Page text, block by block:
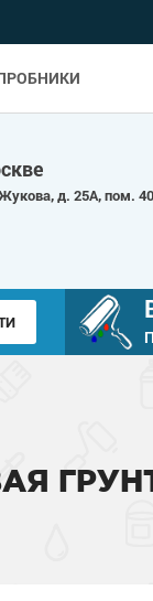
д. 25А, пом.